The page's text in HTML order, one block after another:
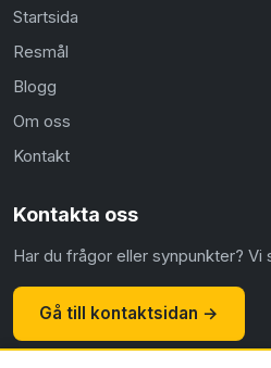
Startsida
Resmål
Blogg
Om oss
Kontakt
Kontakta oss
Har du frågor eller synpunkter? Vi
Gå till kontaktsidan →